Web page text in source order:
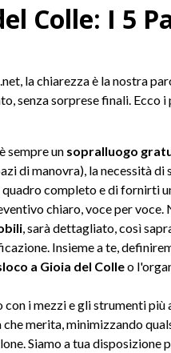
Colle: I 5
la chiarezza è la nostra
senza sorprese finali. Ecco
sempre un sopralluogo
di manovra), la necessità
completo e di fornirti
chiaro, voce per
, sarà dettagliato, così
Insieme a te,
a Gioia del Colleo
i mezzi e gli strumenti più
merita, minimizzando
Siamo a tua disposizione